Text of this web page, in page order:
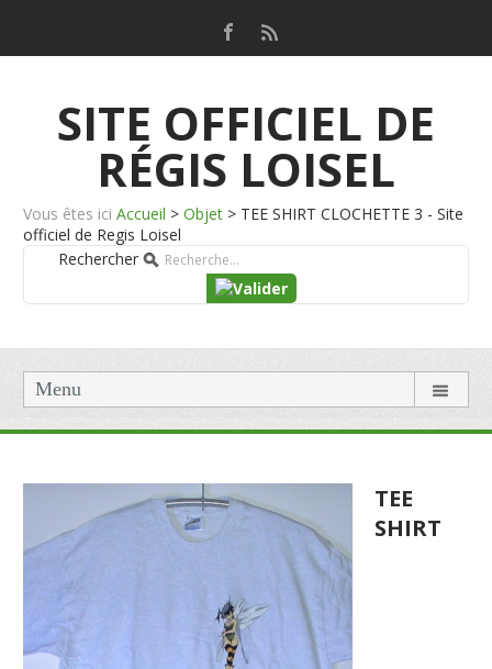
SITE OFFICIEL DE
RÉGIS LOISEL
Vous êtes ici Accueil > Objet > TEE SHIRT CLOCHETTE 3 - Site
officiel de Regis Loisel
Rechercher
Menu
TEE
SHIRT